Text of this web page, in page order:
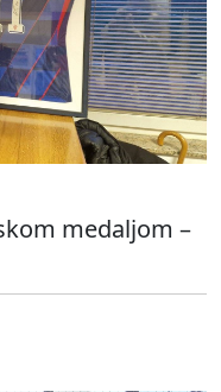
medaljom –